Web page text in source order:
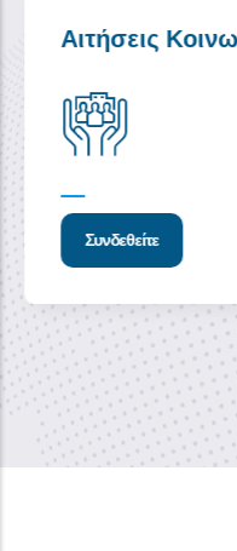
Αιτήσεις
Συνδεθείτε